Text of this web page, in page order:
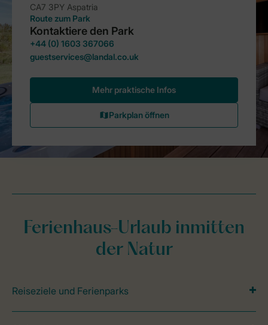
Ferienhaus-Urlaub inmitten
der Natur
Reiseziele und Ferienparks